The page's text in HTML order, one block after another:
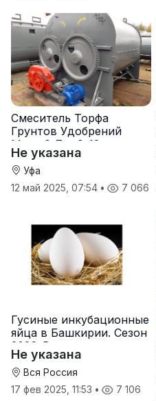
Смеситель Торфа
Грунтов Удобрений
Мела С-7 и С-12
Не указана
Уфа
12 май 2025, 07:54 • 7 066
Гусиные инкубационные
яйца в Башкирии. Сезон
2026. В наличии
Не указана
Вся Россия
17 фев 2025, 11:53 • 7 106